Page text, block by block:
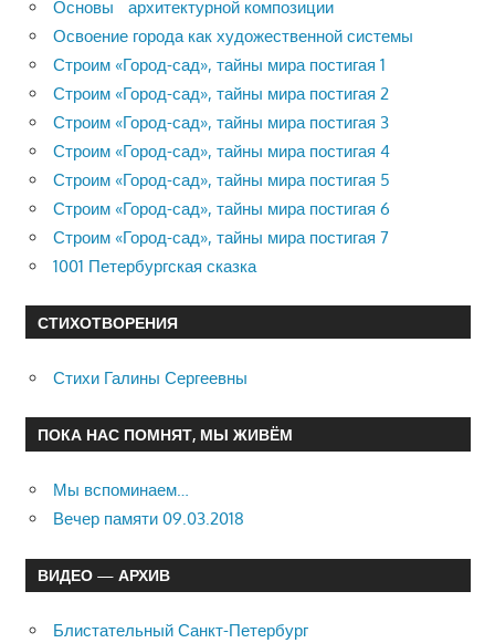
Основы архитектурной композиции
Освоение города как художественной системы
Строим «Город-сад», тайны мира постигая 1
Строим «Город-сад», тайны мира постигая 2
Строим «Город-сад», тайны мира постигая 3
Строим «Город-сад», тайны мира постигая 4
Строим «Город-сад», тайны мира постигая 5
Строим «Город-сад», тайны мира постигая 6
Строим «Город-сад», тайны мира постигая 7
1001 Петербургская сказка
СТИХОТВОРЕНИЯ
Стихи Галины Сергеевны
ПОКА НАС ПОМНЯТ, МЫ ЖИВЁМ
Мы вспоминаем…
Вечер памяти 09.03.2018
ВИДЕО — АРХИВ
Блистательный Санкт-Петербург